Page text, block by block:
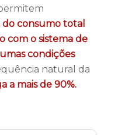
do consumo total
com o sistema de
condições
natural da
a mais de 90%.